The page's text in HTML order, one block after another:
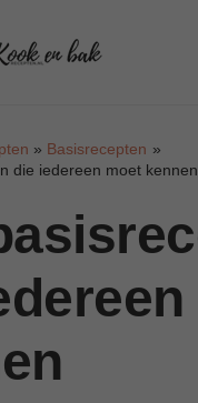
Basisrecepten
die iedereen moet kennen